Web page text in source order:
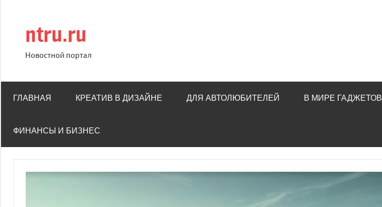
содержимому
ntru.ru
Новостной портал
ГЛАВНАЯ КРЕАТИВ В ДИЗАЙНЕ ДЛЯ АВТОЛЮБИТЕЛЕЙ В МИРЕ ГАДЖЕТОВ
ФИНАНСЫ И БИЗНЕС